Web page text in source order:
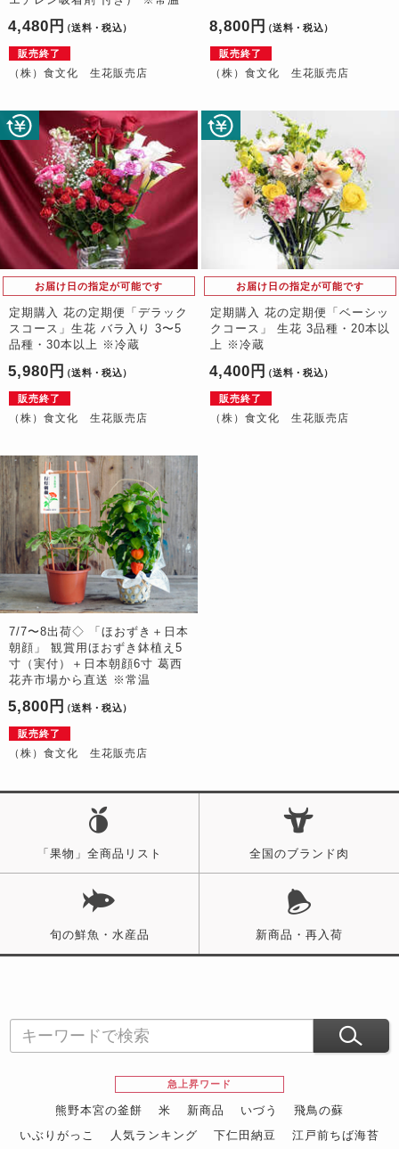
4,480円 （送料・税込）
販売終了
（株）食文化 生花販売店
8,800円 （送料・税込）
販売終了
（株）食文化 生花販売店
お届け日の指定が可能です
定期購入 花の定期便「デラック
スコース」生花 バラ入り 3〜5
品種・30本以上 ※冷蔵
5,980円 （送料・税込）
販売終了
（株）食文化 生花販売店
お届け日の指定が可能です
定期購入 花の定期便「ベーシッ
クコース」 生花 3品種・20本以
上 ※冷蔵
4,400円 （送料・税込）
販売終了
（株）食文化 生花販売店
7/7〜8出荷◇ 「ほおずき＋日本
朝顔」 観賞用ほおずき鉢植え5
寸（実付）＋日本朝顔6寸 葛西
花卉市場から直送 ※常温
5,800円 （送料・税込）
販売終了
（株）食文化 生花販売店
「果物」全商品リスト 全国のブランド肉
旬の鮮魚・水産品 新商品・再入荷
急上昇ワード
熊野本宮の釜餅 米 新商品 いづう
飛鳥の蘇
いぶりがっこ
人気ランキング 下仁田納豆
江戸前ちば海苔